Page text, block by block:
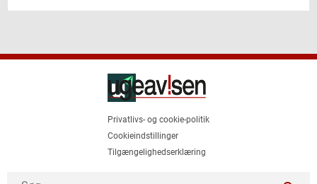
Privatlivs- og cookie-politik
Cookieindstillinger
Tilgængelighedserklæring